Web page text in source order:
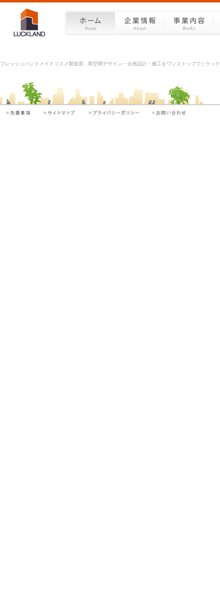
フレッシュハンドメイドコスメ製造室 - 商空間デザイン・企画設計・施工をワンストップで | ラッ